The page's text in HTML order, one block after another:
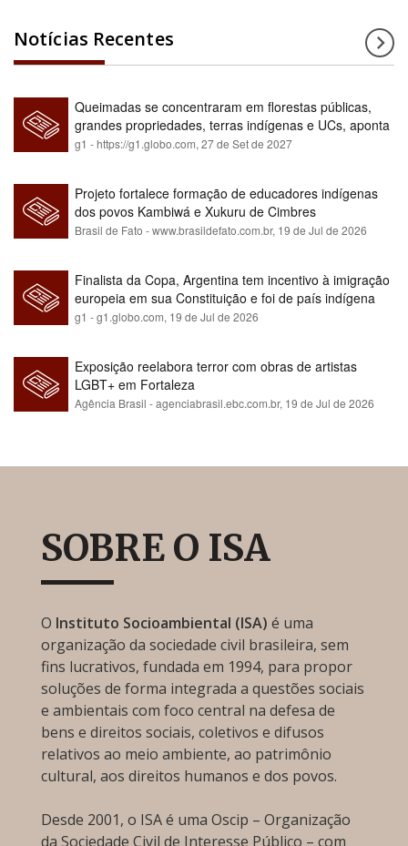
Notícias Recentes
Queimadas se concentraram em florestas públicas,
grandes propriedades, terras indígenas e UCs, aponta
relatório
g1 - https://g1.globo.com,27 de Set de 2027
Projeto fortalece formação de educadores indígenas
dos povos Kambiwá e Xukuru de Cimbres
Brasil de Fato - www.brasildefato.com.br, 19 de Jul de 2026
Finalista da Copa, Argentina tem incentivo à imigração
europeia em sua Constituição e foi de país indígena
para maioria branca
g1 - g1.globo.com, 19 de Jul de 2026
Exposição reelabora terror com obras de artistas
LGBT+ em Fortaleza
Agência Brasil - agenciabrasil.ebc.com.br, 19 de Jul de 2026
SOBRE O ISA
O Instituto Socioambiental (ISA) é uma
organização da sociedade civil brasileira, sem
fins lucrativos, fundada em 1994, para propor
soluções de forma integrada a questões sociais
e ambientais com foco central na defesa de
bens e direitos sociais, coletivos e difusos
relativos ao meio ambiente, ao patrimônio
cultural, aos direitos humanos e dos povos.
Desde 2001, o ISA é uma Oscip – Organização
da Sociedade Civil de Interesse Público – com